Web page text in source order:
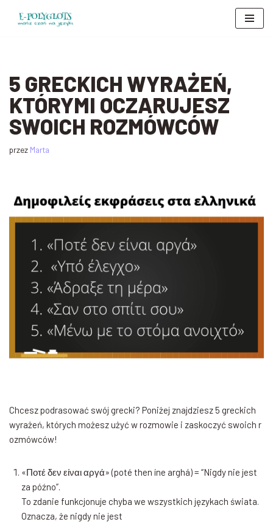
5 GRECKICH WYRAŻEŃ,
KTÓRYMI OCZARUJESZ
SWOICH ROZMÓWCÓW
przez Marta
Chcesz podrasować swój grecki? Poniżej znajdziesz 5 greckich
wyrażeń, których możesz użyć w rozmowie i zaskoczyć swoich r
ozmówców!
«Ποτέ δεν είναι αργά» (poté then íne arghá) = “Nigdy nie jest
za późno”.
To zdanie funkcjonuje chyba we wszystkich językach świata.
Oznacza, że nigdy nie jest